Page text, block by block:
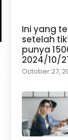
Ini yang
setelah
punya
2024/10/
October 27,